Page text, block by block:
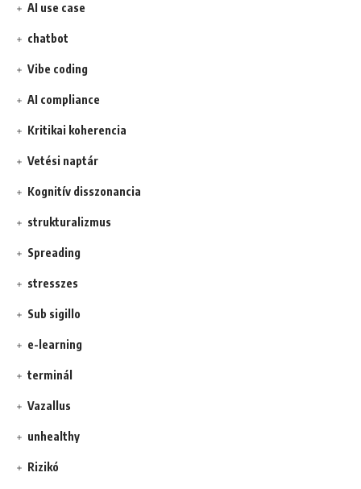
AI use case
chatbot
Vibe coding
AI compliance
Kritikai koherencia
Vetési naptár
Kognitív disszonancia
strukturalizmus
Spreading
stresszes
Sub sigillo
e-learning
terminál
Vazallus
unhealthy
Rizikó